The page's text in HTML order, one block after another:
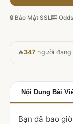
🔒 Bảo Mật SSL🎰
🔥347 người
Nội Dung Bài
Bạn đã bao